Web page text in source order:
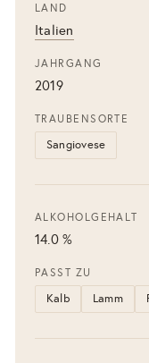
LAND
Italien
JAHRGANG
2019
TRAUBENSORTE
Sangiovese
ALKOHOLGEHALT
14.0 %
PASST ZU
Kalb Lamm